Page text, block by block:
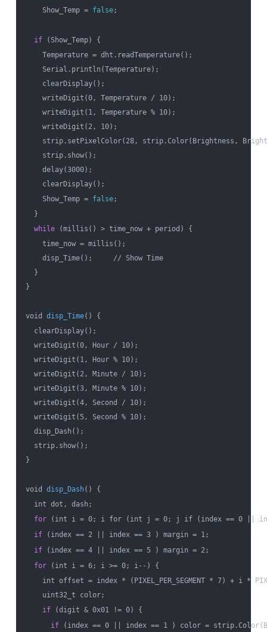
Show_Temp = false;
if (Show_Temp) {
Temperature = dht.readTemperature();
Serial.println(Temperature);
clearDisplay();
writeDigit(0, Temperature / 10);
writeDigit(1, Temperature % 10);
writeDigit(2, 10);
strip.setPixelColor(28, strip.Color(Brightness,
strip.show();
delay(3000);
clearDisplay();
Show_Temp = false;
}
while (millis() > time_now + period) {
time_now = millis();
disp_Time();     // Show Time
}
}
void disp_Time() {
clearDisplay();
writeDigit(0, Hour / 10);
writeDigit(1, Hour % 10);
writeDigit(2, Minute / 10);
writeDigit(3, Minute % 10);
writeDigit(4, Second / 10);
writeDigit(5, Second % 10);
disp_Dash();
strip.show();
}
void disp_Dash() {
int dot, dash;
for (int i = 0; i for (int j = 0; j if (index == 0 ||
if (index == 2 || index == 3 ) margin = 1;
if (index == 4 || index == 5 ) margin = 2;
for (int i = 6; i >= 0; i--) {
int offset = index * (PIXEL_PER_SEGMENT * 7) + i *
uint32_t color;
if (digit & 0x01 != 0) {
if (index == 0 || index == 1 ) color =